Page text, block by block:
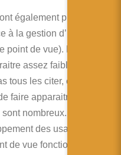
également présents
à la gestion d’une cave
point de vue). Le nombre
assez faible mais
tous les citer, en
faire apparaitre une
nombreux. Cela
des usages de la
de vue fonctionnalités,